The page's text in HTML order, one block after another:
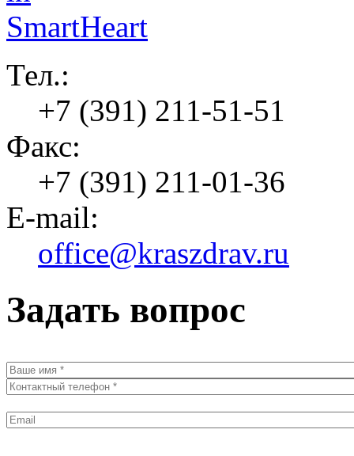
Тел.:
+7 (391) 211-51-51
Факс:
+7 (391) 211-01-36
E-mail:
office@kraszdrav.ru
Задать вопрос